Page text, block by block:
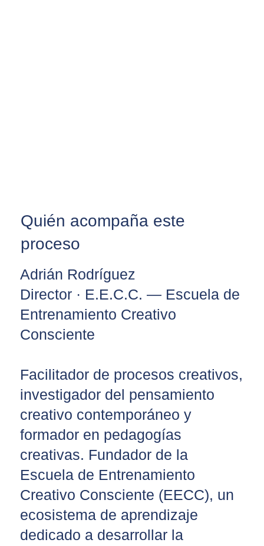
Quién acompaña este
proceso
Adrián Rodríguez
Director · E.E.C.C. — Escuela de
Entrenamiento Creativo
Consciente
Facilitador de procesos creativos,
investigador del pensamiento
creativo contemporáneo y
formador en pedagogías
creativas. Fundador de la
Escuela de Entrenamiento
Creativo Consciente (EECC), un
ecosistema de aprendizaje
dedicado a desarrollar la